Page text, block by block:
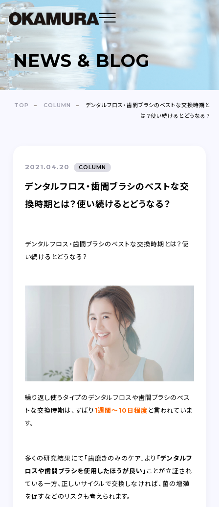
DENTAL FLOSS
TOOTH BRUSH
COMPANY
NEWS＆BLOG
CONTACT on-line shop
プライバシーポリシー
NEWS & BLOG
TOP COLUMN
デンタルフロス・歯間ブラシのベストな交換時期と
は？使い続けるとどうなる？
2021.04.20 COLUMN
デンタルフロス・歯間ブラシのベストな交
換時期とは？使い続けるとどうなる？
デンタルフロス・歯間ブラシのベストな交換時期とは？使
い続けるとどうなる？
繰り返し使うタイプのデンタルフロスや歯間ブラシのベス
トな交換時期は、ずばり 1週間～10日程度 と言われていま
す。
多くの研究結果にて「歯磨きのみのケア」より 「デンタルフ
ロスや歯間ブラシを使用したほうが良い」 ことが立証され
ている一方、正しいサイクルで交換しなければ、菌の増殖
を促すなどのリスクも考えられます。